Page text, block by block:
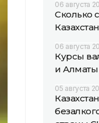
06 августа
Сколько
06 августа
Курсы
и Алматы
05 августа